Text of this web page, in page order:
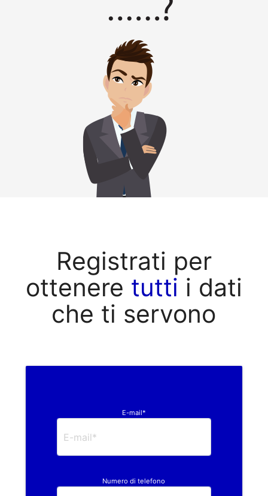
Registrati per
ottenere tutti i dati
che ti servono
E-mail*
Numero di telefono